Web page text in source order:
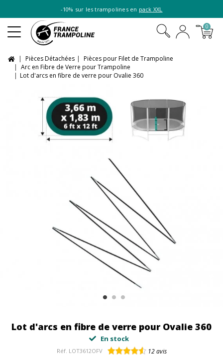
-10% sur les trampolines en pack XXL
0
Pièces Détachées
Pièces pour Filet de Trampoline
Arc en Fibre de Verre pour Trampoline
Lot d'arcs en fibre de verre pour Ovalie 360
Lot d'arcs en fibre de verre pour Ovalie 360
En stock
Réf. LOT3612OFV 12avis